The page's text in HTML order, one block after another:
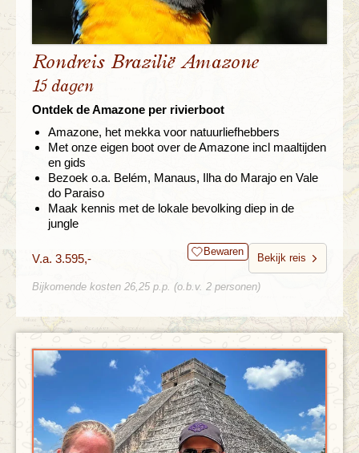
Rondreis Brazilië Amazone
15 dagen
Ontdek de Amazone per rivierboot
Amazone, het mekka voor natuurliefhebbers
Met onze eigen boot over de Amazone incl maaltijden
en gids
Bezoek o.a. Belém, Manaus, Ilha do Marajo en Vale
do Paraiso
Maak kennis met de lokale bevolking diep in de
jungle
V.a. 3.595,- Bewaren
Bekijk reis
Bijkomende kosten 26,25 p.p. (o.b.v. 2 personen)